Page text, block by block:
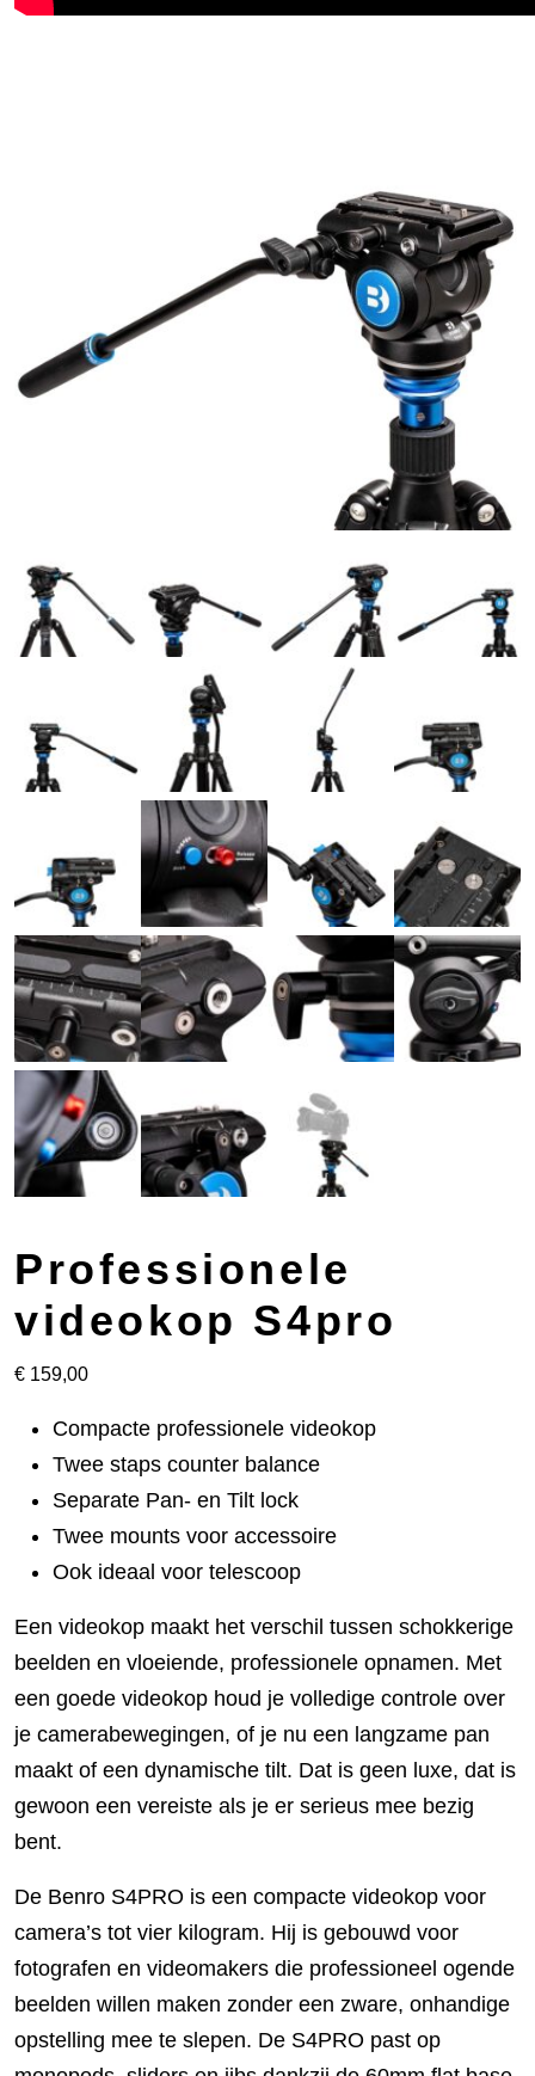
Professionele
videokop S4pro
€ 159,00
Compacte professionele videokop
Twee staps counter balance
Separate Pan- en Tilt lock
Twee mounts voor accessoire
Ook ideaal voor telescoop
Een videokop maakt het verschil tussen schokkerige
beelden en vloeiende, professionele opnamen. Met
een goede videokop houd je volledige controle over
je camerabewegingen, of je nu een langzame pan
maakt of een dynamische tilt. Dat is geen luxe, dat is
gewoon een vereiste als je er serieus mee bezig
bent.
De Benro S4PRO is een compacte videokop voor
camera’s tot vier kilogram. Hij is gebouwd voor
fotografen en videomakers die professioneel ogende
beelden willen maken zonder een zware, onhandige
opstelling mee te slepen. De S4PRO past op